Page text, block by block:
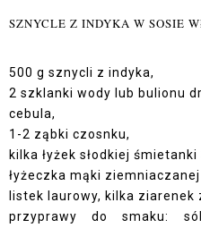
SZNYCLE Z INDYKA W SOSIE
500 g sznycli z indyka,
2 szklanki wody lub bulionu
cebula,
1-2 ząbki czosnku,
kilka łyżek słodkiej
łyżeczka mąki
listek laurowy, kilka ziarenek
przyprawy do smaku: